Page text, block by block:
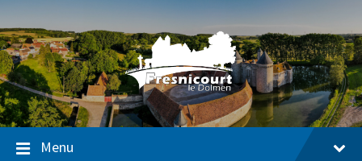
Passer
contenu
Passer
la
navigation
Passer
pied
de
page
Menu